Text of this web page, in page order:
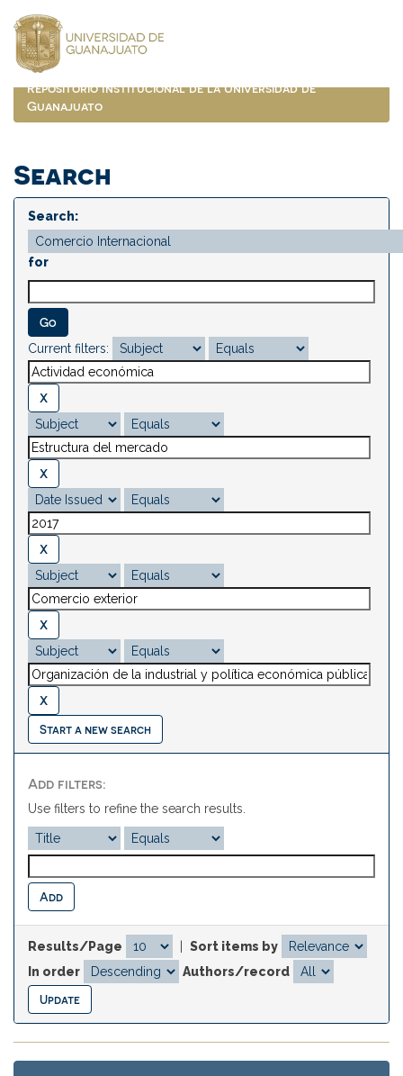
navigation
Repositorio Institucional de la Universidad de
Guanajuato
Search
Search:
for
Current filters:
Start a new search
Add filters:
Use filters to refine the search results.
Results/Page
Sort items by
In order
Authors/record